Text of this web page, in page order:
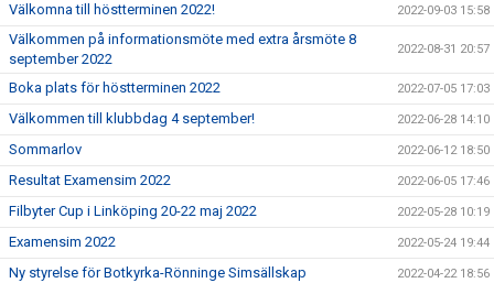
Välkomna till höstterminen 2022! 2022-09-03 15:58
Välkommen på informationsmöte med extra årsmöte 8
september 2022
2022-08-31 20:57
Boka plats för höstterminen 2022 2022-07-05 17:03
Välkommen till klubbdag 4 september! 2022-06-28 14:10
Sommarlov 2022-06-12 18:50
Resultat Examensim 2022 2022-06-05 17:46
Filbyter Cup i Linköping 20-22 maj 2022 2022-05-28 10:19
Examensim 2022 2022-05-24 19:44
Ny styrelse för Botkyrka-Rönninge Simsällskap 2022-04-22 18:56